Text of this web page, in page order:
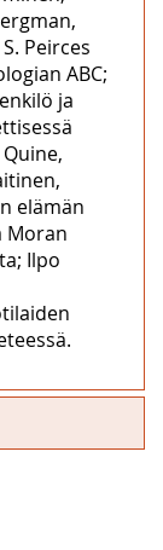
Peirces
ABC;
ja
elämän
Moran
Ilpo